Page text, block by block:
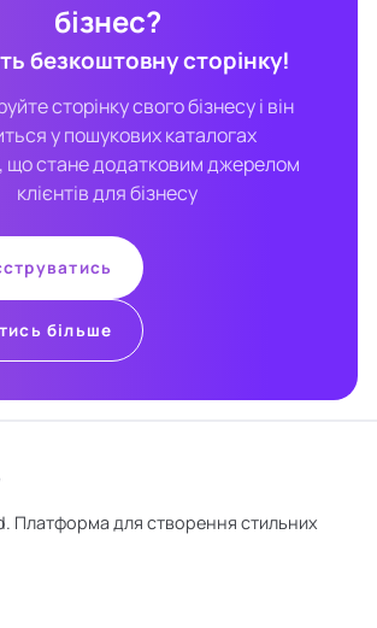
бізнес?
безкоштовну сторінку!
сторінку свого бізнесу і він
у пошукових каталогах
що стане додатковим джерелом
клієнтів для бізнесу
більше
Платформа для створення стильних